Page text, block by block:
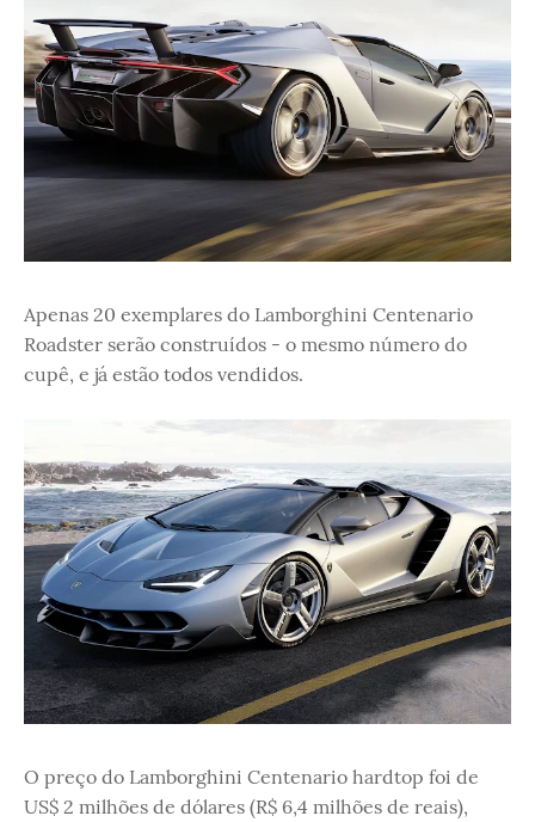
Apenas 20 exemplares do Lamborghini Centenario
Roadster serão construídos - o mesmo número do
cupê, e já estão todos vendidos.
O preço do Lamborghini Centenario hardtop foi de
US$ 2 milhões de dólares (R$ 6,4 milhões de reais),